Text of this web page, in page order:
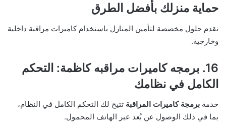
حماية منزلك بأفضل الطرق
نقدم حلول مخصصة لتأمين المنازل باستخدام كاميرات مراقبة داخلية
وخارجية.
16. برمجه كاميرات مراقبه كاظمة: التحكم
الكامل في نظامك
خدمة برمجة كاميرات المراقبة تتيح لك التحكم الكامل في النظام،
بما في ذلك الوصول عن بُعد عبر الهاتف المحمول.